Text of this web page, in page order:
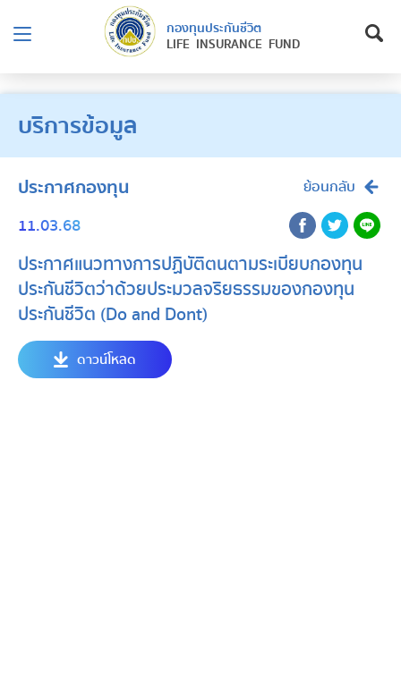
กองทุนประกันชีวิต
LIFE INSURANCE FUND
บริการข้อมูล
ประกาศกองทุน ย้อนกลับ
11.03.68
ประกาศแนวทางการปฏิบัติตนตามระเบียบกองทุน
ประกันชีวิตว่าด้วยประมวลจริยธรรมของกองทุน
ประกันชีวิต (Do and Dont)
ดาวน์โหลด